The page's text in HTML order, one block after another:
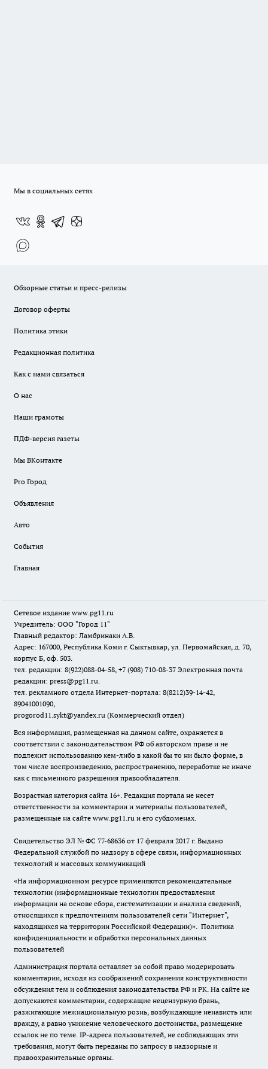
Мы в социальных сетях
Обзорные статьи и пресс-релизы
Договор оферты
Политика этики
Редакционная политика
Как с нами связаться
О нас
Наши грамоты
ПДФ-версия газеты
Мы ВКонтакте
Pro Город
Объявления
Авто
События
Главная
Сетевое издание www.pg11.ru
Учредитель: ООО "Город 11"
Главный редактор: Ламбринаки А.В.
Адрес: 167000, Республика Коми г. Сыктывкар, ул. Первомайская, д. 70,
корпус Б, оф. 503.
тел. редакции: 8(922)088-04-58, +7 (908) 710-08-37 Электронная почта
редакции: press@pg11.ru.
тел. рекламного отдела Интернет-портала: 8(8212)39-14-42,
89041001090,
progorod11.sykt@yandex.ru (Коммерческий отдел)
Вся информация, размещенная на данном сайте, охраняется в
соответствии с законодательством РФ об авторском праве и не
подлежит использованию кем-либо в какой бы то ни было форме, в
том числе воспроизведению, распространению, переработке не иначе
как с письменного разрешения правообладателя.
Возрастная категория сайта 16+. Редакция портала не несет
ответственности за комментарии и материалы пользователей,
размещенные на сайте www.pg11.ru и его субдоменах.
Свидетельство ЭЛ № ФС 77-68636 от 17 февраля 2017 г. Выдано
Федеральной службой по надзору в сфере связи, информационных
технологий и массовых коммуникаций
«На информационном ресурсе применяются рекомендательные
технологии (информационные технологии предоставления
информации на основе сбора, систематизации и анализа сведений,
относящихся к предпочтениям пользователей сети "Интернет",
находящихся на территории Российской Федерации)». Политика
конфиденциальности и обработки персональных данных
пользователей
Администрация портала оставляет за собой право модерировать
комментарии, исходя из соображений сохранения конструктивности
обсуждения тем и соблюдения законодательства РФ и РК. На сайте не
допускаются комментарии, содержащие нецензурную брань,
разжигающие межнациональную рознь, возбуждающие ненависть или
вражду, а равно унижение человеческого достоинства, размещение
ссылок не по теме. IP-адреса пользователей, не соблюдающих эти
требования, могут быть переданы по запросу в надзорные и
правоохранительные органы.